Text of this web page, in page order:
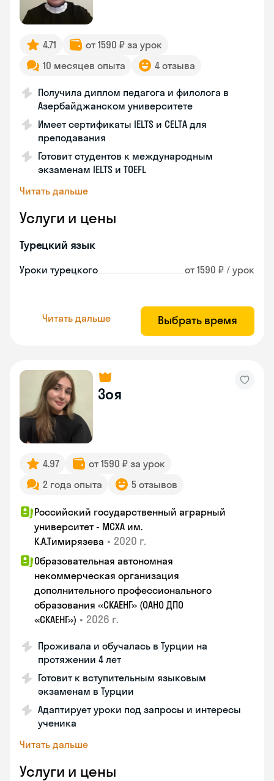
4.71
от 1590 ₽ за урок
10 месяцев опыта
4 отзыва
Получила диплом педагога и филолога в
Азербайджанском университете
Имеет сертификаты IELTS и CELTA для
преподавания
Готовит студентов к международным
экзаменам IELTS и TOEFL
Читать дальше
Услуги и цены
Турецкий язык
Уроки турецкого от 1590 ₽ / урок
Читать дальше Выбрать время
Зоя
4.97
от 1590 ₽ за урок
2 года опыта
5 отзывов
Российский государственный аграрный
университет - МСХА им.
К.А.Тимирязева • 2020 г.
Образовательная автономная
некоммерческая организация
дополнительного профессионального
образования «СКАЕНГ» (ОАНО ДПО
«СКАЕНГ») • 2026 г.
Проживала и обучалась в Турции на
протяжении 4 лет
Готовит к вступительным языковым
экзаменам в Турции
Адаптирует уроки под запросы и интересы
ученика
Читать дальше
Услуги и цены